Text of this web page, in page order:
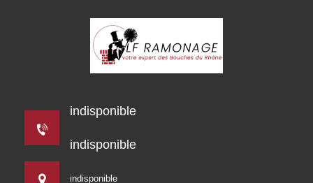
indisponible
indisponible
indisponible